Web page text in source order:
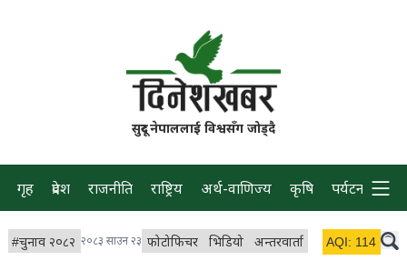
सुदूर नेपाललाई विश्वसँग जोड्दै
गृह प्रदेश राजनीति राष्ट्रिय अर्थ-वाणिज्य कृषि पर्यटन प्रवास
#चुनाव २०८२ २०८३ साउन २३ फोटोफिचर भिडियो अन्तरवार्ता विचार/ब्लग
AQI: 114